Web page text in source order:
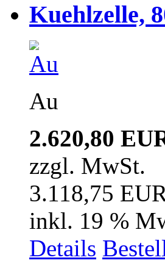
Kuehlzelle,
Au
2.620,80
zzgl. MwSt.
3.118,75
inkl. 19 %
Details